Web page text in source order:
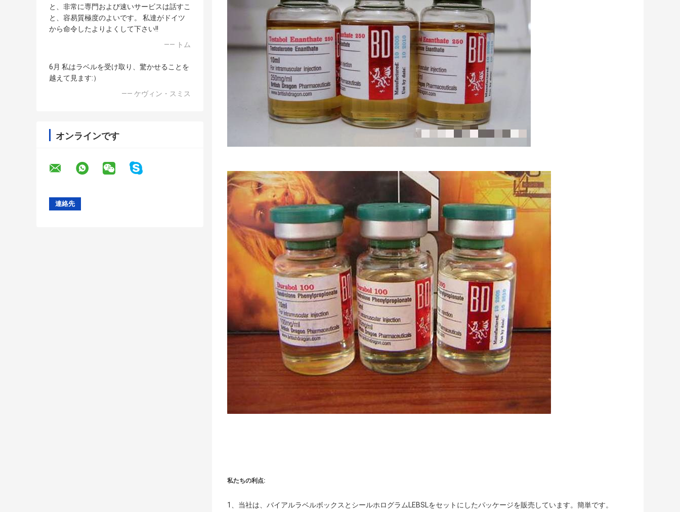
と、非常に専門および速いサービスは話すこ
と、容易質極度のよいです。 私達がドイツ
から命令したよりよくして下さい!!
—— トム
6月 私はラベルを受け取り、驚かせることを
越えて見ます:）
—— ケヴィン・スミス
オンラインです
私たちの利点:
1、当社は、バイアルラベルボックスとシールホログラムLEBSLをセットにしたパッケージを販売しています。簡単です。